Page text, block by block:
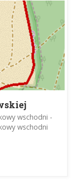
wschodni -
wschodni